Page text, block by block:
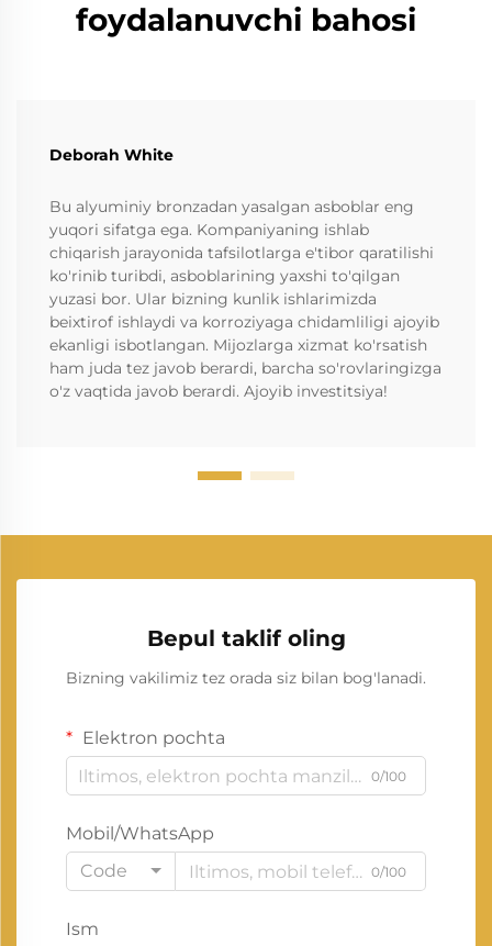
foydalanuvchi bahosi
Deborah White
Bu alyuminiy bronzadan yasalgan asboblar eng
yuqori sifatga ega. Kompaniyaning ishlab
chiqarish jarayonida tafsilotlarga e'tibor qaratilishi
ko'rinib turibdi, asboblarining yaxshi to'qilgan
yuzasi bor. Ular bizning kunlik ishlarimizda
beixtirof ishlaydi va korroziyaga chidamliligi ajoyib
ekanligi isbotlangan. Mijozlarga xizmat ko'rsatish
ham juda tez javob berardi, barcha so'rovlaringizga
o'z vaqtida javob berardi. Ajoyib investitsiya!
Bepul taklif oling
Bizning vakilimiz tez orada siz bilan bog'lanadi.
Elektron pochta
0/100
Mobil/WhatsApp
Code
0/100
Ism